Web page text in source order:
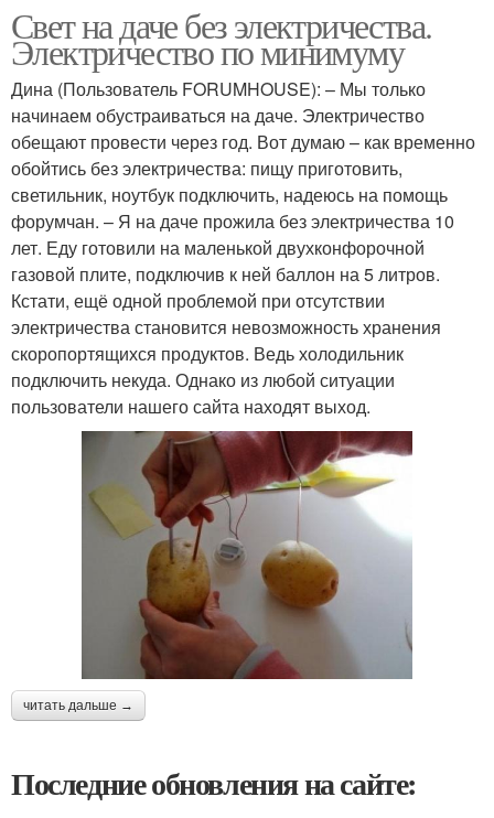
Освещение без
электричества
земли
Свет на даче без электричества.
Электричество по минимуму
Дина (Пользователь FORUMHOUSE): – Мы только
начинаем обустраиваться на даче. Электричество
обещают провести через год. Вот думаю – как временно
обойтись без электричества: пищу приготовить,
светильник, ноутбук подключить, надеюсь на помощь
форумчан. – Я на даче прожила без электричества 10
лет. Еду готовили на маленькой двухконфорочной
газовой плите, подключив к ней баллон на 5 литров.
Кстати, ещё одной проблемой при отсутствии
электричества становится невозможность хранения
скоропортящихся продуктов. Ведь холодильник
подключить некуда. Однако из любой ситуации
пользователи нашего сайта находят выход.
читать дальше →
Последние обновления на сайте: